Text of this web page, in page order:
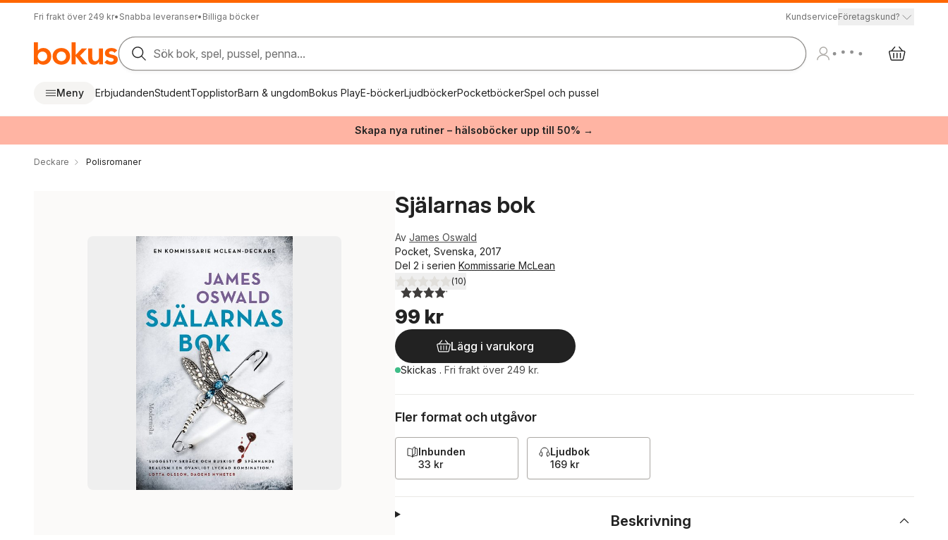
Fri frakt över 249 kr• Snabba leveranser• Billiga böcker KundserviceFöretagskund?
Sök bok, spel, pussel, penna...
Meny ErbjudandenStudentTopplistorBarn & ungdomBokus PlayE-böckerLjudböckerPocketböckerSpel och pussel
Skapa nya rutiner – hälsoböcker upp till 50% →
Deckare Polisromaner
Själarnas bok
Av James Oswald
Pocket, Svenska, 2017
Del 2 i serien Kommissarie McLean
4,1utav 5 stjärnor. Totalt antal röster:
(10)
99 kr
Lägg i varukorg
Skickas . Fri frakt över 249 kr.
Fler format och utgåvor
Inbunden
33 kr
Ljudbok
169 kr
Beskrivning